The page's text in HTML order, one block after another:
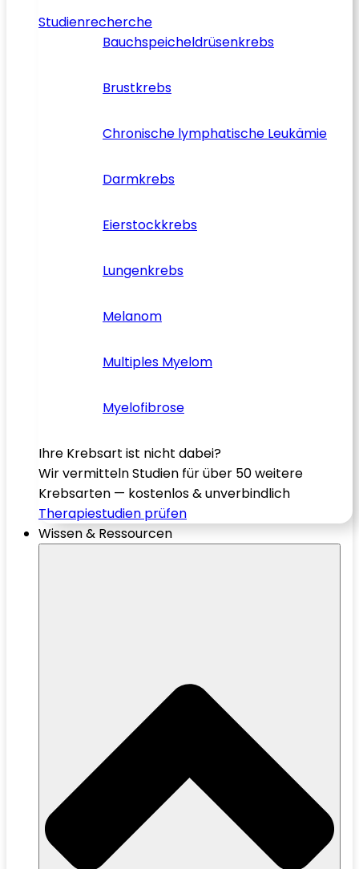
Studienrecherche
Bauchspeicheldrüsenkrebs
Brustkrebs
Chronische lymphatische Leukämie
Darmkrebs
Eierstockkrebs
Lungenkrebs
Melanom
Multiples Myelom
Myelofibrose
Ihre Krebsart ist nicht dabei?
Wir vermitteln Studien für über 50 weitere
Krebsarten — kostenlos & unverbindlich
Therapiestudien prüfen
Wissen & Ressourcen